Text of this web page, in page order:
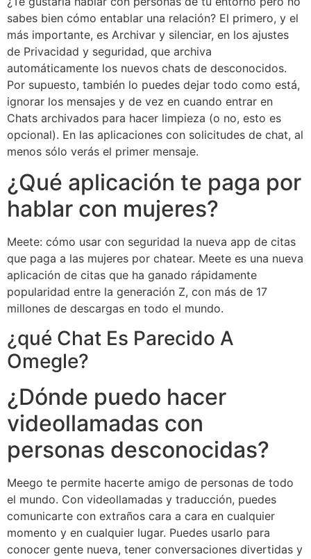
sabes bien cómo entablar una relación? El primero, y el
más importante, es Archivar y silenciar, en los ajustes
de Privacidad y seguridad, que archiva
automáticamente los nuevos chats de desconocidos.
Por supuesto, también lo puedes dejar todo como está,
ignorar los mensajes y de vez en cuando entrar en
Chats archivados para hacer limpieza (o no, esto es
opcional). En las aplicaciones con solicitudes de chat, al
menos sólo verás el primer mensaje.
¿Qué aplicación te paga por
hablar con mujeres?
Meete: cómo usar con seguridad la nueva app de citas
que paga a las mujeres por chatear. Meete es una nueva
aplicación de citas que ha ganado rápidamente
popularidad entre la generación Z, con más de 17
millones de descargas en todo el mundo.
¿qué Chat Es Parecido A
Omegle?
¿Dónde puedo hacer
videollamadas con
personas desconocidas?
Meego te permite hacerte amigo de personas de todo
el mundo. Con videollamadas y traducción, puedes
comunicarte con extraños cara a cara en cualquier
momento y en cualquier lugar. Puedes usarlo para
conocer gente nueva, tener conversaciones divertidas y